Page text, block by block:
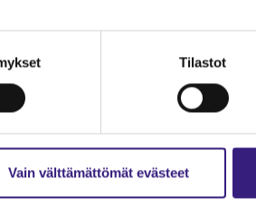
Tilastot
Vain välttämättömät evästeet
VEROTUS